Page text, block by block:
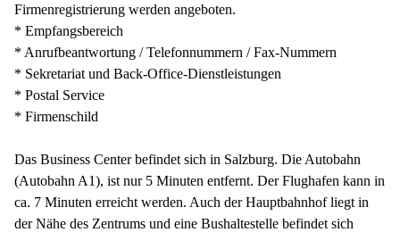
Firmenregistrierung werden angeboten.
* Empfangsbereich
* Anrufbeantwortung / Telefonnummern / Fax-Nummern
* Sekretariat und Back-Office-Dienstleistungen
* Postal Service
* Firmenschild
Das Business Center befindet sich in Salzburg. Die Autobahn
(Autobahn A1), ist nur 5 Minuten entfernt. Der Flughafen kann in
ca. 7 Minuten erreicht werden. Auch der Hauptbahnhof liegt in
der Nähe des Zentrums und eine Bushaltestelle befindet sich